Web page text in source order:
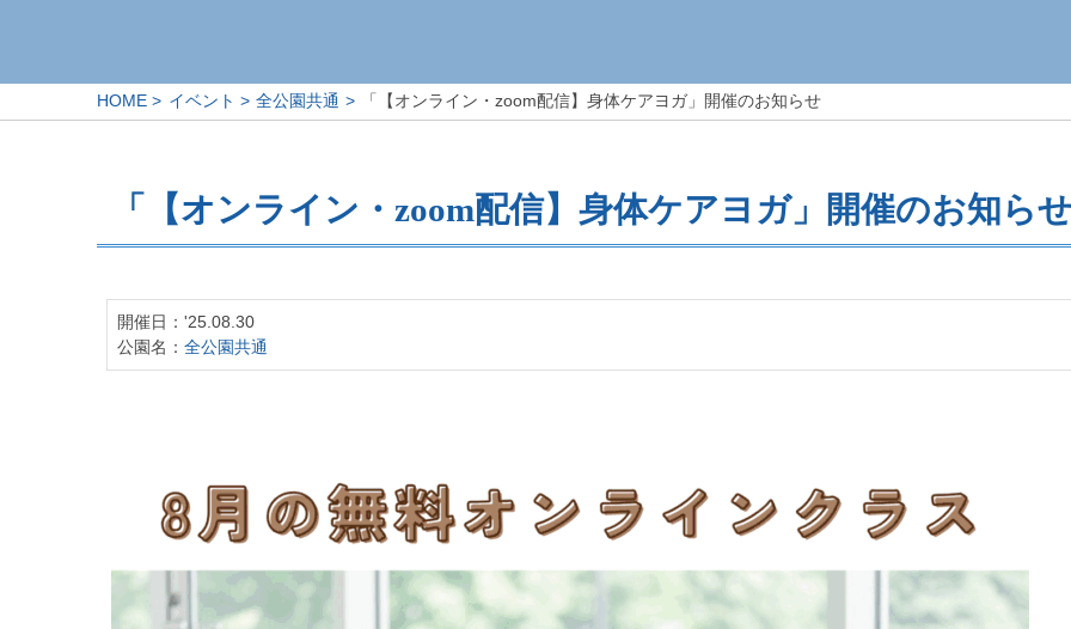
HOME イベント 全公園共通 「【オンライン・zoom配信】身体ケアヨガ」開催のお知らせ
「【オンライン・zoom配信】身体ケアヨガ」開催のお知ら
開催日：'25.08.30
公園名： 全公園共通